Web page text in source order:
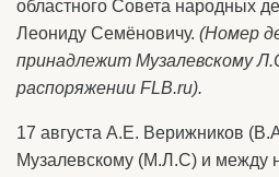
областного Совета народных
Леониду Семёновичу. (Номер
принадлежит Музалевскому
распоряжении FLB.ru).
17 августа А.Е. Верижников
Музалевскому (М.Л.С) и между